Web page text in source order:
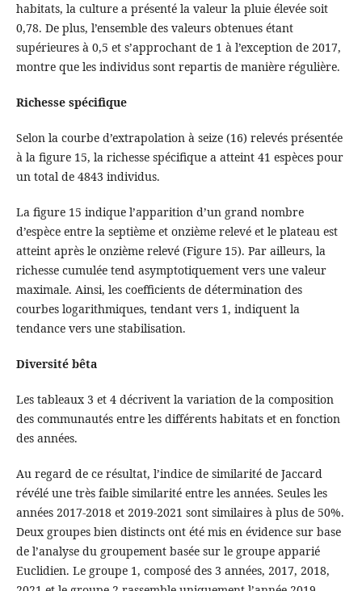
habitats, la culture a présenté la valeur la pluie élevée soit
0,78. De plus, l’ensemble des valeurs obtenues étant
supérieures à 0,5 et s’approchant de 1 à l’exception de 2017,
montre que les individus sont repartis de manière régulière.
Richesse spécifique
Selon la courbe d’extrapolation à seize (16) relevés présentée
à la figure 15, la richesse spécifique a atteint 41 espèces pour
un total de 4843 individus.
La figure 15 indique l’apparition d’un grand nombre
d’espèce entre la septième et onzième relevé et le plateau est
atteint après le onzième relevé (Figure 15). Par ailleurs, la
richesse cumulée tend asymptotiquement vers une valeur
maximale. Ainsi, les coefficients de détermination des
courbes logarithmiques, tendant vers 1, indiquent la
tendance vers une stabilisation.
Diversité bêta
Les tableaux 3 et 4 décrivent la variation de la composition
des communautés entre les différents habitats et en fonction
des années.
Au regard de ce résultat, l’indice de similarité de Jaccard
révélé une très faible similarité entre les années. Seules les
années 2017-2018 et 2019-2021 sont similaires à plus de 50%.
Deux groupes bien distincts ont été mis en évidence sur base
de l’analyse du groupement basée sur le groupe apparié
Euclidien. Le groupe 1, composé des 3 années, 2017, 2018,